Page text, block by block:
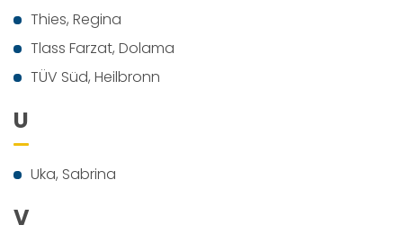
Thies, Regina
Tlass Farzat, Dolama
TÜV Süd, Heilbronn
U
Uka, Sabrina
V